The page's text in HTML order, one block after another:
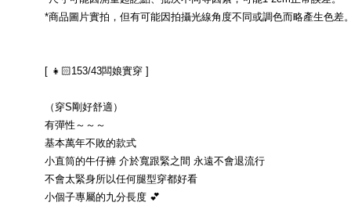
*商品圖片實拍，但有可能因拍攝光線角度不同或調色而略產生色差
[ 👧🏻153/43闆娘實穿 ]
（穿S剛好舒適）
有彈性～～～
基本萬年不敗的款式
小直筒的牛仔褲 介於寬跟緊之間 永遠不會退流行
不會太緊身所以任何腿型穿都好看
小個子專屬的九分長度 💕